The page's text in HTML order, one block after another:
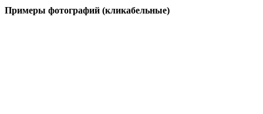
Примеры фотографий (кликабельные)